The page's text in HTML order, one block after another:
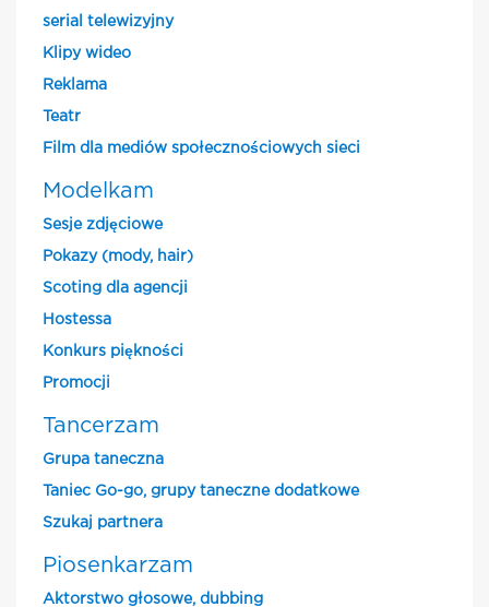
serial telewizyjny
Klipy wideo
Reklama
Teatr
Film dla mediów społecznościowych sieci
Modelkam
Sesje zdjęciowe
Pokazy (mody, hair)
Scoting dla agencji
Hostessa
Konkurs piękności
Promocji
Tancerzam
Grupa taneczna
Taniec Go-go, grupy taneczne dodatkowe
Szukaj partnera
Piosenkarzam
Aktorstwo głosowe, dubbing